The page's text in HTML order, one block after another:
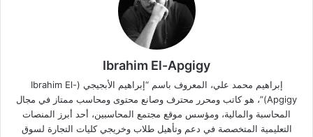
Ibrahim El-Apgigy
إبراهيم محمد علي، المعروف باسم “إبراهيم الأبجيجي (Ibrahim El-
Apgigy)”، هو كاتب ومحرر محترف وصانع محتوى ومحاسب ممتاز في مجال
المحاسبة والمالية، ومؤسس موقع مجتمع المحاسبين، أحد أبرز المنصات
التعليمية المتخصصة في دعم وتأهيل طلاب وخريجي كليات التجارة لسوق